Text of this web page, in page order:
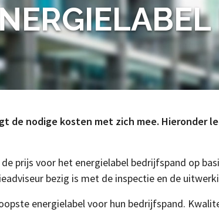
de nodige kosten met zich mee. Hieronder
prijs voor het energielabel bedrijfspand op
bezig is met de inspectie en de
energielabel voor hun bedrijfspand.